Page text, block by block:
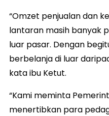
“Omzet penjualan dan
lantaran masih banyak
luar pasar. Dengan
berbelanja di luar
kata ibu Ketut.
“Kami meminta
menertibkan para